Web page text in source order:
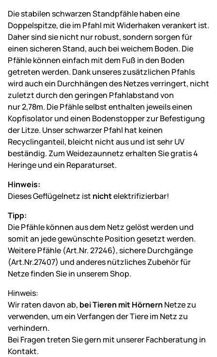
Die stabilen schwarzen Standpfähle haben eine
Doppelspitze, die im Pfahl mit Widerhaken verankert ist.
Daher sind sie nicht nur robust, sondern sorgen für
einen sicheren Stand, auch bei weichem Boden. Die
Pfähle können einfach mit dem Fuß in den Boden
getreten werden. Dank unseres zusätzlichen Pfahls
wird auch ein Durchhängen des Netzes verringert, nicht
zuletzt durch den geringen Pfahlabstand von
nur 2,78m. Die Pfähle selbst enthalten jeweils einen
Kopfisolator und einen Bodenstopper zur Befestigung
der Litze. Unser schwarzer Pfahl hat keinen
Recyclinganteil, bleicht nicht aus und ist sehr UV
beständig. Zum Weidezaunnetz erhalten Sie gratis 4
Heringe und ein Reparaturset.
Hinweis:
Dieses Geflügelnetz ist nichtelektrifizierbar!
Tipp:
Die Pfähle können aus dem Netz gelöst werden und
somit an jede gewünschte Position gesetzt werden.
Weitere Pfähle (Art.Nr. 27246), sichere Durchgänge
(Art.Nr.27407) und anderes nützliches Zubehör für
Netze finden Sie in unserem Shop.
Hinweis:
Wir raten davon ab, bei Tieren mit Hörnern Netze zu
verwenden, um ein Verfangen der Tiere im Netz zu
verhindern.
Bei Fragen treten Sie gern mit unserer Fachberatung in
Kontakt.